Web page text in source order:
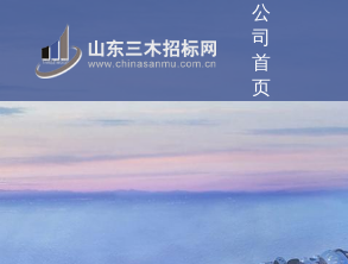
公
司
首
页